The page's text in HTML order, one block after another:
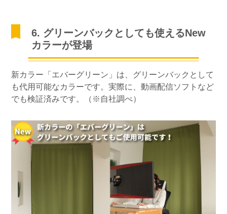
6. グリーンバックとしても使えるNew
カラーが登場
新カラー「エバーグリーン」は、グリーンバックとして
も代用可能なカラーです。実際に、動画配信ソフトなど
でも検証済みです。（※自社調べ）